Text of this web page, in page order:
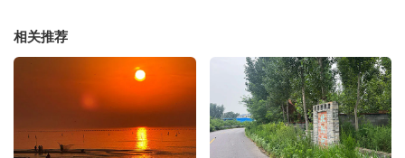
相关推荐